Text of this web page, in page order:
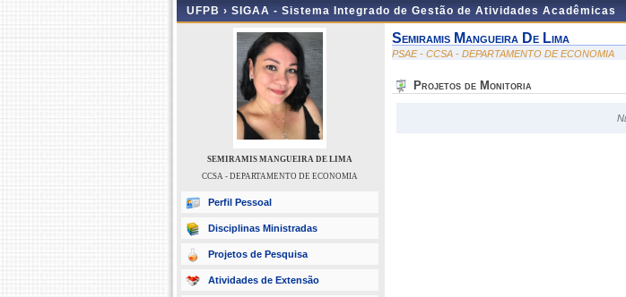
UFPB › SIGAA - Sistema Integrado de Gestão de Atividades Acadêmicas
SEMIRAMIS MANGUEIRA DE LIMA
CCSA - DEPARTAMENTO DE ECONOMIA
Perfil Pessoal
Disciplinas Ministradas
Projetos de Pesquisa
Atividades de Extensão
Semiramis Mangueira De Lima
PSAE - CCSA - DEPARTAMENTO DE ECONOMIA
Projetos de Monitoria